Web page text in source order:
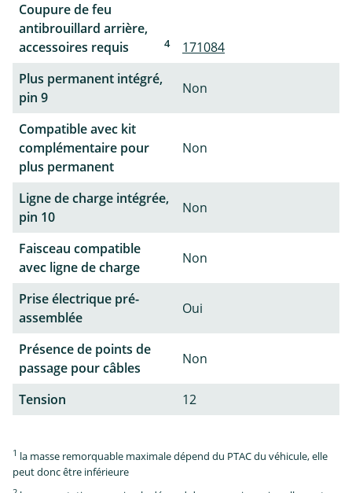
Coupure de feu
antibrouillard arrière,
accessoires requis
4
171084
Plus permanent intégré,
pin 9
Non
Compatible avec kit
complémentaire pour
plus permanent
Non
Ligne de charge intégrée,
pin 10
Non
Faisceau compatible
avec ligne de charge
Non
Prise électrique pré-
assemblée
Oui
Présence de points de
passage pour câbles
Non
Tension 12
1 la masse remorquable maximale dépend du PTAC du véhicule, elle
peut donc être inférieure